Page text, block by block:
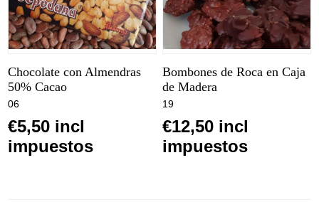
Chocolate con Almendras
50% Cacao
06
€5,50 incl
impuestos
Bombones de Roca en Caja
de Madera
19
€12,50 incl
impuestos